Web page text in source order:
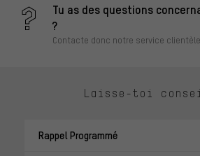
Tu as des questions
?
Contacte donc notre service
Laisse-toi
Rappel Programmé